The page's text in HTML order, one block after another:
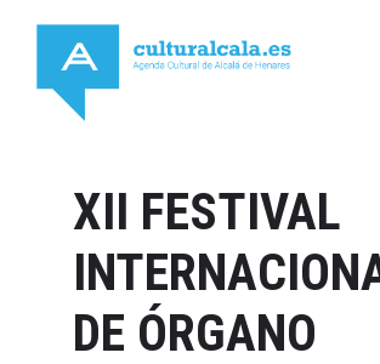
contenido
XII FESTIVAL
DE ÓRGANO